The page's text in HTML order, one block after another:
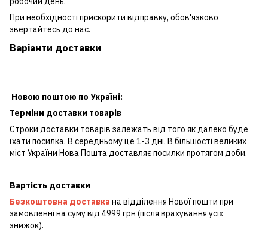
При необхідності прискорити відправку, обов'язково
звертайтесь до нас.
Варіанти доставки
Новою поштою по Україні:
Терміни доставки товарів
Строки доставки товарів залежать від того як далеко буде
їхати посилка. В середньому це 1-3 дні. В більшості великих
міст України Нова Пошта доставляє посилки протягом доби.
Вартість доставки
Безкоштовна доставка на відділення Нової пошти при
замовленні на суму від 4999 грн (після врахування усіх
знижок).